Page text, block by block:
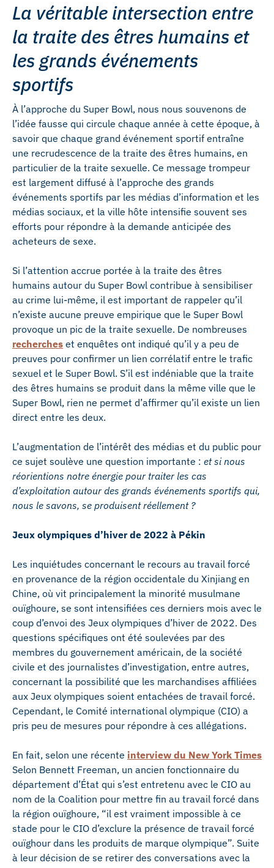
La véritable intersection entre
la traite des êtres humains et
les grands événements
sportifs
À l’approche du Super Bowl, nous nous souvenons de
l’idée fausse qui circule chaque année à cette époque, à
savoir que chaque grand événement sportif entraîne
une recrudescence de la traite des êtres humains, en
particulier de la traite sexuelle. Ce message trompeur
est largement diffusé à l’approche des grands
événements sportifs par les médias d’information et les
médias sociaux, et la ville hôte intensifie souvent ses
efforts pour répondre à la demande anticipée des
acheteurs de sexe.
Si l’attention accrue portée à la traite des êtres
humains autour du Super Bowl contribue à sensibiliser
au crime lui-même, il est important de rappeler qu’il
n’existe aucune preuve empirique que le Super Bowl
provoque un pic de la traite sexuelle. De nombreuses
recherches et enquêtes ont indiqué qu’il y a peu de
preuves pour confirmer un lien corrélatif entre le trafic
sexuel et le Super Bowl. S’il est indéniable que la traite
des êtres humains se produit dans la même ville que le
Super Bowl, rien ne permet d’affirmer qu’il existe un lien
direct entre les deux.
L’augmentation de l’intérêt des médias et du public pour
ce sujet soulève une question importante : et si nous
réorientions notre énergie pour traiter les cas
d’exploitation autour des grands événements sportifs qui,
nous le savons, se produisent réellement ?
Jeux olympiques d’hiver de 2022 à Pékin
Les inquiétudes concernant le recours au travail forcé
en provenance de la région occidentale du Xinjiang en
Chine, où vit principalement la minorité musulmane
ouïghoure, se sont intensifiées ces derniers mois avec le
coup d’envoi des Jeux olympiques d’hiver de 2022. Des
questions spécifiques ont été soulevées par des
membres du gouvernement américain, de la société
civile et des journalistes d’investigation, entre autres,
concernant la possibilité que les marchandises affiliées
aux Jeux olympiques soient entachées de travail forcé.
Cependant, le Comité international olympique (CIO) a
pris peu de mesures pour répondre à ces allégations.
En fait, selon une récente interview du New York Times
Selon Bennett Freeman, un ancien fonctionnaire du
département d’État qui s’est entretenu avec le CIO au
nom de la Coalition pour mettre fin au travail forcé dans
la région ouïghoure, “il est vraiment impossible à ce
stade pour le CIO d’exclure la présence de travail forcé
ouïghour dans les produits de marque olympique”. Suite
à leur décision de se retirer des conversations avec la